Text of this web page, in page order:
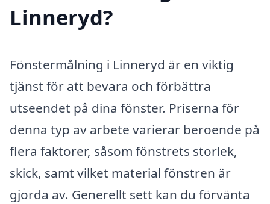
Linneryd?
Fönstermålning i Linneryd är en viktig
tjänst för att bevara och förbättra
utseendet på dina fönster. Priserna för
denna typ av arbete varierar beroende på
flera faktorer, såsom fönstrets storlek,
skick, samt vilket material fönstren är
gjorda av. Generellt sett kan du förvänta